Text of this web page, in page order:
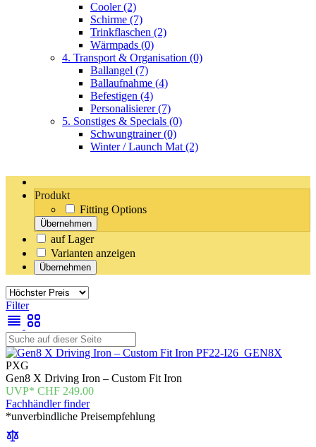
Cooler(2)
Schirme (7)
Trinkflaschen (2)
Wärmpads (0)
4. Transport & Organisation (0)
Ballangel (7)
Ballaufnahme (4)
Befestigen (4)
Personalisierer(7)
5. Sonstiges & Specials (0)
Schwungtrainer(0)
Winter / Launch Mat (2)
Produkt
Fitting Options
Übernehmen
auf Lager
Varianten anzeigen
Übernehmen
Filter
PXG
Gen8 X Driving Iron – Custom Fit Iron
CHF 249.00
Fachhändler finder
*unverbindliche Preisempfehlung